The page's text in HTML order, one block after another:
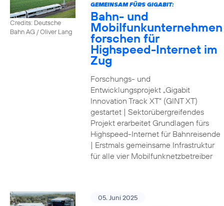
Credits: Deutsche
Bahn AG / Oliver Lang
GEMEINSAM FÜRS GIGABIT:
Bahn- und
Mobilfunkunternehmen
forschen für
Highspeed-Internet im
Zug
Forschungs- und
Entwicklungsprojekt „Gigabit
Innovation Track XT“ (GINT XT)
gestartet | Sektorübergreifendes
Projekt erarbeitet Grundlagen fürs
Highspeed-Internet für Bahnreisende
| Erstmals gemeinsame Infrastruktur
für alle vier Mobilfunknetzbetreiber
05. Juni 2025